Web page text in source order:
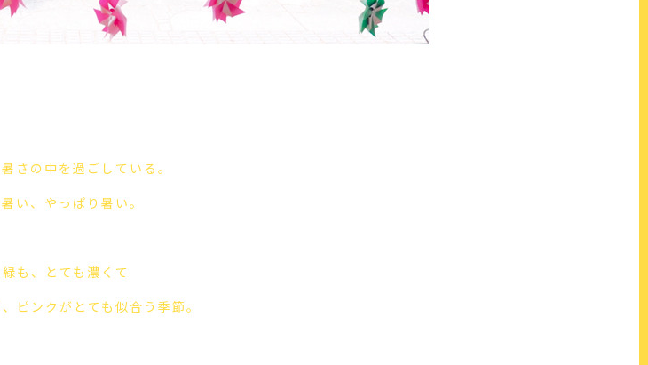
さの中を過ごしている。
い、やっぱり暑い。
も、とても濃くて
ピンクがとても似合う季節。